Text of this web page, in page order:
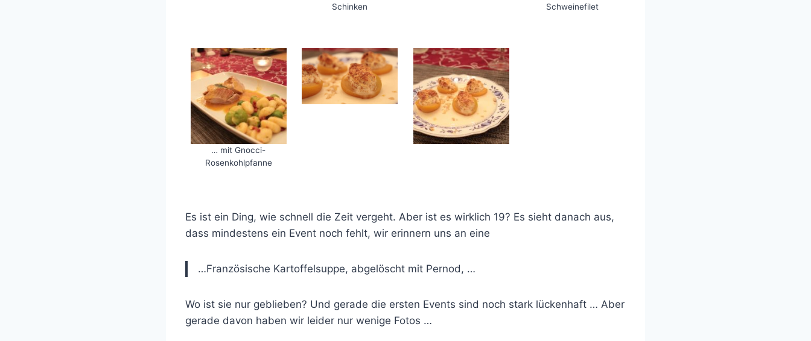
Schinken
Schweinefilet
… mit Gnocci-
Rosenkohlpfanne
Es ist ein Ding, wie schnell die Zeit vergeht. Aber ist es wirklich 19? Es sieht danach aus,
dass mindestens ein Event noch fehlt, wir erinnern uns an eine
…Französische Kartoffelsuppe, abgelöscht mit Pernod, …
Wo ist sie nur geblieben? Und gerade die ersten Events sind noch stark lückenhaft … Aber
gerade davon haben wir leider nur wenige Fotos …